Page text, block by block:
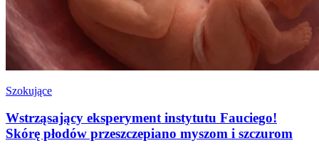
Szokujące
Wstrząsający eksperyment instytutu Fauciego!
Skórę płodów przeszczepiano myszom i szczurom